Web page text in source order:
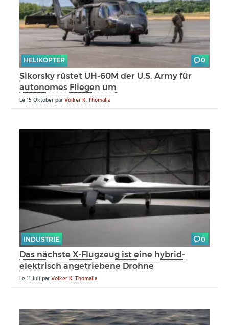
HELIKOPTER 0
Sikorsky rüstet UH-60M der U.S. Army für
autonomes Fliegen um
Le15 OktoberparVolker K. Thomalla
INDUSTRIE 0
Das nächste X-Flugzeug ist eine hybrid-
elektrisch angetriebene Drohne
Le11 JuliparVolker K. Thomalla